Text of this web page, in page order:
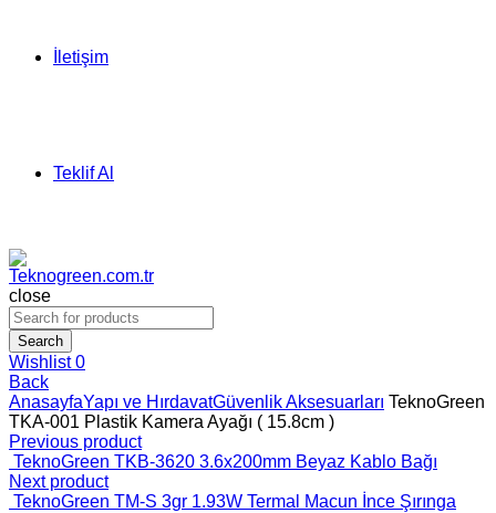
İletişim
Teklif Al
close
Search
Wishlist0
Back
AnasayfaYapı ve HırdavatGüvenlik Aksesuarları TeknoGreen
TKA-001 Plastik Kamera Ayağı ( 15.8cm )
Previous product
TeknoGreen TKB-3620 3.6x200mm Beyaz Kablo Bağı
Next product
TeknoGreen TM-S 3gr 1.93W Termal Macun İnce Şırınga